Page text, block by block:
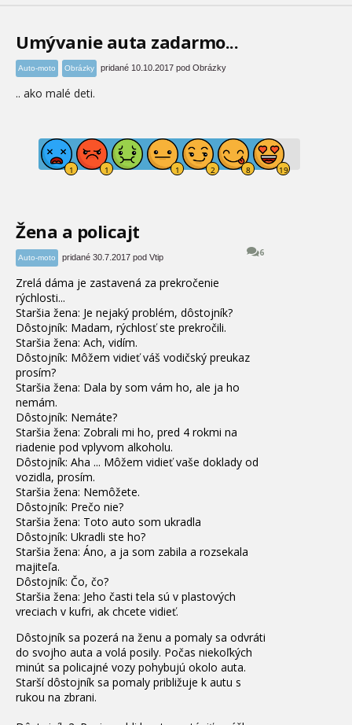
Umývanie auta zadarmo...
Auto-moto Obrázky pridané 10.10.2017 pod Obrázky
.. ako malé deti.
Žena a policajt
6
Auto-moto pridané 30.7.2017 pod Vtip
Zrelá dáma je zastavená za prekročenie
rýchlosti...
Staršia žena: Je nejaký problém, dôstojník?
Dôstojník: Madam, rýchlosť ste prekročili.
Staršia žena: Ach, vidím.
Dôstojník: Môžem vidieť váš vodičský preukaz
prosím?
Staršia žena: Dala by som vám ho, ale ja ho
nemám.
Dôstojník: Nemáte?
Staršia žena: Zobrali mi ho, pred 4 rokmi na
riadenie pod vplyvom alkoholu.
Dôstojník: Aha ... Môžem vidieť vaše doklady od
vozidla, prosím.
Staršia žena: Nemôžete.
Dôstojník: Prečo nie?
Staršia žena: Toto auto som ukradla
Dôstojník: Ukradli ste ho?
Staršia žena: Áno, a ja som zabila a rozsekala
majiteľa.
Dôstojník: Čo, čo?
Staršia žena: Jeho časti tela sú v plastových
vreciach v kufri, ak chcete vidieť.
Dôstojník sa pozerá na ženu a pomaly sa odvráti
do svojho auta a volá posily. Počas niekoľkých
minút sa policajné vozy pohybujú okolo auta.
Starší dôstojník sa pomaly približuje k autu s
rukou na zbrani.